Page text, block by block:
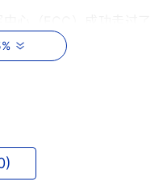
构的统计数据同期显示，
次并准时修复率达到了
平服务支持、实现卓越
品占据全球80%市场
)